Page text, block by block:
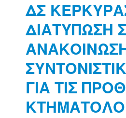
ΔΣ
ΔΙΑΤΥΠΩΣΗ
ΓΙΑ ΤΙΣ